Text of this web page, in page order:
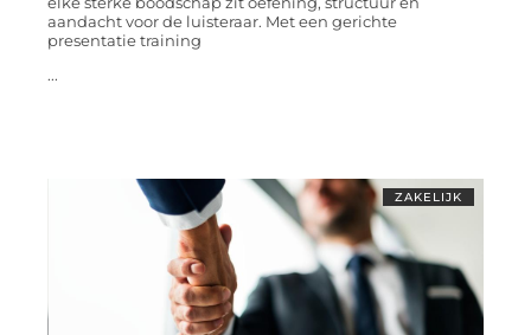
aandacht voor de luisteraar. Met een gerichte
presentatie training
...
ZAKELIJK